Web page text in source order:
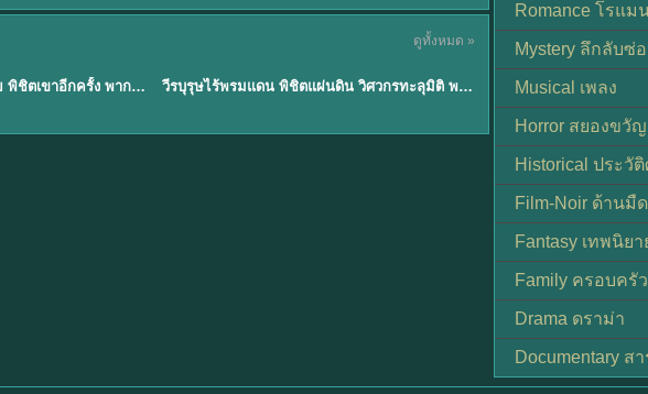
ดูทั้งหมด »
EP.1รักแรกที่ลาจากของวายร้าย พิชิตเขาอีกครั้ง พากย์ไทย EP.1วีรบุรุษไร้พรมแดน พิชิตแผ่นดิน วิศวกรทะลุมิติ พลิกแผ่นดิน
Romance โรแม
Mystery ลึกลับซ่
Musical เพลง
Horror สยองขวัญ
Historical ประวั
Film-Noir ด้านมื
Fantasy เทพนิยา
Family ครอบครัว
Drama ดราม่า
Documentary ส